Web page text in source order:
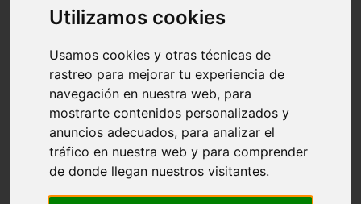
Utilizamos cookies
Usamos cookies y otras técnicas de
rastreo para mejorar tu experiencia de
navegación en nuestra web, para
mostrarte contenidos personalizados y
anuncios adecuados, para analizar el
tráfico en nuestra web y para comprender
de donde llegan nuestros visitantes.
Santa-cruz-de-tenerife - los-llanos-de-aridane
Cantabria - suances
Granada - monachil
Huesca - isábena
Huesca - alquézar
Huesca - castejón-de-sos
Sevilla - marinaleda
Córdoba - almedinilla
Navarra - zangoza
Cantabria - arenas-de-iguña
Barcelona - la-pobla-de-lillet